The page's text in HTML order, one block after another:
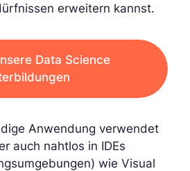
erweitern kannst.
Data Science
Anwendung verwendet
auch nahtlos in IDEs
wie Visual